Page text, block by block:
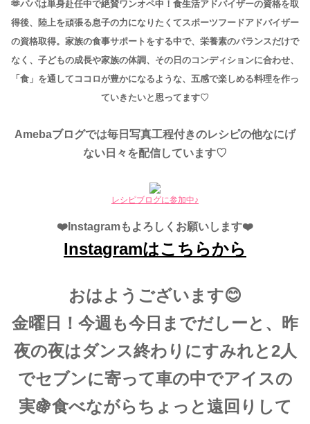
🫶パパは単身赴任中で絶賛ワンオペ中！ 食生活アドバイザーの資格を取
得後、陸上を頑張る息子の力になりたくてスポーツフードアドバイザー
の資格取得。 家族の食事サポートをする中で、栄養素のバランスだけで
なく、子どもの成長や家族の体調、その日のコンディションに合わせ、
「食」を通してココロが豊かになるような、五感で楽しめる料理を作っ
ていきたいと思ってます♡
Amebaブログでは毎日写真工程付きのレシピの他なにげ
ない日々を配信しています♡
レシピブログに参加中♪
❤️Instagramもよろしくお願いします❤️
Instagramはこちらから
おはようございます😊
金曜日！今週も今日までだしーと、昨
夜の夜はダンス終わりにすみれと2人
でセブンに寄って車の中でアイスの
実🍇食べながらちょっと遠回りして